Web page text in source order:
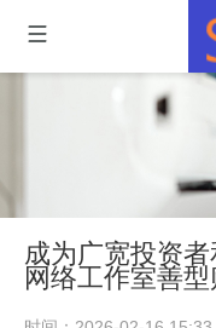
成为广宽投资
网络工作室善